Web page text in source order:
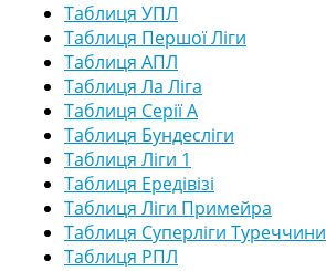
Таблиця УПЛ
Таблиця Першої Ліги
Таблиця АПЛ
Таблиця Ла Ліга
Таблиця Серії А
Таблиця Бундесліги
Таблиця Ліги 1
Таблиця Ередівізі
Таблиця Ліги Примейра
Таблиця Суперліги Туреччини
Таблиця РПЛ